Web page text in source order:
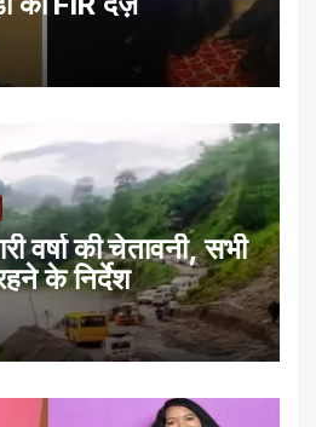
वर्षा की चेतावनी, सभी
के निर्देश